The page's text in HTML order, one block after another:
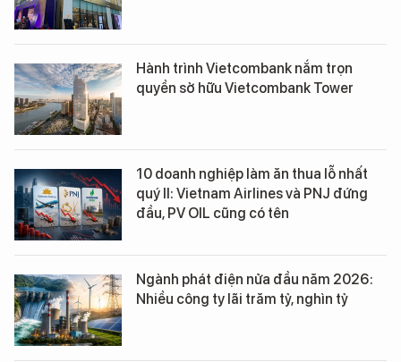
Hành trình Vietcombank nắm trọn
quyền sở hữu Vietcombank Tower
10 doanh nghiệp làm ăn thua lỗ nhất
quý II: Vietnam Airlines và PNJ đứng
đầu, PV OIL cũng có tên
Ngành phát điện nửa đầu năm 2026:
Nhiều công ty lãi trăm tỷ, nghìn tỷ